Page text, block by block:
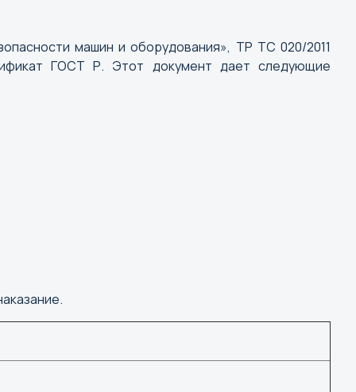
машин и оборудования», ТР ТС 020/2011
ГОСТ Р. Этот документ дает следующие